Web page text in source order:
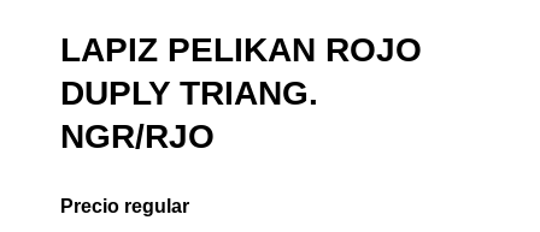
LAPIZ PELIKAN ROJO
DUPLY TRIANG.
NGR/RJO
Precio regular